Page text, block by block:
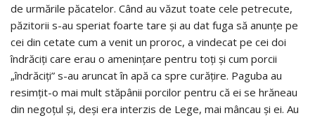
de urmările păcatelor. Când au văzut toate cele petrecute,
păzitorii s-au speriat foarte tare şi au dat fuga să anunţe pe
cei din cetate cum a venit un proroc, a vindecat pe cei doi
îndrăciţi care erau o ameninţare pentru toţi şi cum porcii
„îndrăciţi” s-au aruncat în apă ca spre curăţire. Paguba au
resimţit-o mai mult stăpânii porcilor pentru că ei se hrăneau
din negoţul şi, deşi era interzis de Lege, mai mâncau şi ei. Au